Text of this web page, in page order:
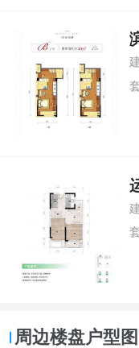
周边楼盘户型图